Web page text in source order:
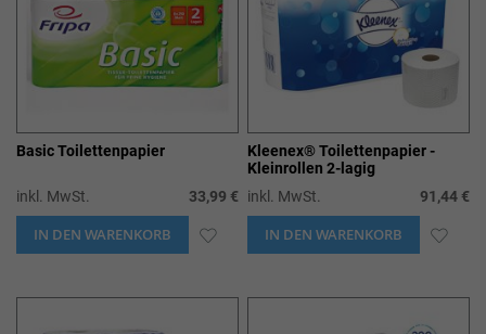
Basic Toilettenpapier
inkl. MwSt. 33,99 €
IN DEN WARENKORB ZUR
Kleenex® Toilettenpapier -
Kleinrollen 2-lagig
inkl. MwSt.
91,44 €
IN DEN WARENKORB ZUR